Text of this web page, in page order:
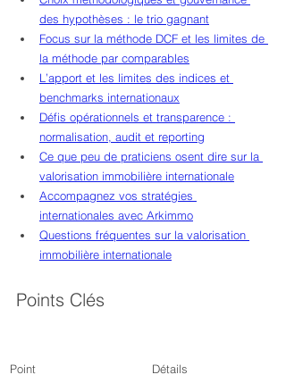
des hypothèses : le trio gagnant
Focus sur la méthode DCF et les limites de
la méthode par comparables
L’apport et les limites des indices et
benchmarks internationaux
Défis opérationnels et transparence :
normalisation, audit et reporting
Ce que peu de praticiens osent dire sur la
valorisation immobilière internationale
Accompagnez vos stratégies
internationales avec Arkimmo
Questions fréquentes sur la valorisation
immobilière internationale
Points Clés
Point Détails